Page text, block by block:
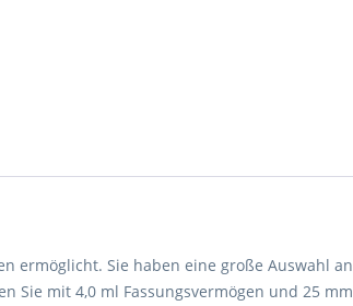
ermöglicht. Sie haben eine große Auswahl an
Sie mit 4,0 ml Fassungsvermögen und 25 mm